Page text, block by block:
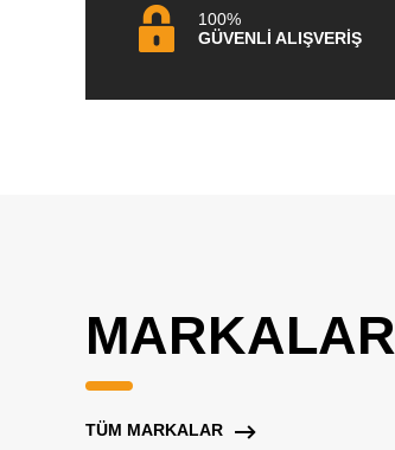
100%
GÜVENLİ ALIŞVERİŞ
MARKALAR
TÜM MARKALAR